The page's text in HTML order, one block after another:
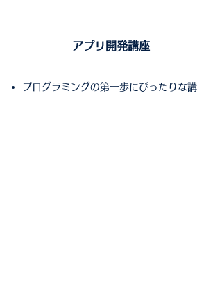
アプリ開発講座
プログラミングの第一歩にぴったりな講